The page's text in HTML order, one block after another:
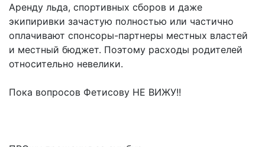
Аренду льда, спортивных сборов и даже
экипиривки зачастую полностью или частично
оплачивают спонсоры-партнеры местных властей
и местный бюджет. Поэтому расходы родителей
относительно невелики.
Пока вопросов Фетисову НЕ ВИЖУ!!